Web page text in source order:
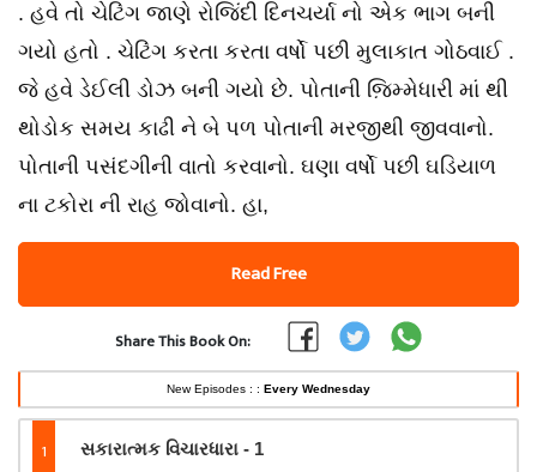
. હવે તો ચેટિંગ જાણે રોજિંદી દિનચર્યા નો એક ભાગ બની
ગયો હતો . ચેટિંગ કરતા કરતા વર્ષો પછી મુલાકાત ગોઠવાઈ .
જે હવે ડેઈલી ડોઝ બની ગયો છે. પોતાની જ઼િમ્મેધારી માં થી
થોડોક સમય કાઢી ને બે પળ પોતાની મરજીથી જીવવાનો.
પોતાની પસંદગીની વાતો કરવાનો. ઘણા વર્ષો પછી ઘડિયાળ
ના ટકોરા ની રાહ જોવાનો. હા,
Read Free
Share This Book On:
New Episodes : : Every Wednesday
1 સકારાત્મક વિચારધારા - 1